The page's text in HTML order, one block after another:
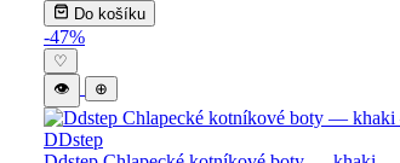
Do košíku
-47%
♡
👁
⊕
DDstep